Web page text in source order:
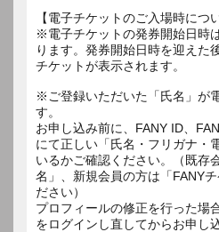
【電子チケットのご入場時につ
※電子チケットの発券開始日時
ります。発券開始日時を迎えた
チケットが表示されます。
※ご登録いただいた「氏名」が
す。
お申し込み前に、FANY ID、
にて正しい「氏名・フリガナ・
いるかご確認ください。（既存
名」、新規会員の方は「FANY
ださい）
プロフィールの修正を行った場
をログインし直してからお申し